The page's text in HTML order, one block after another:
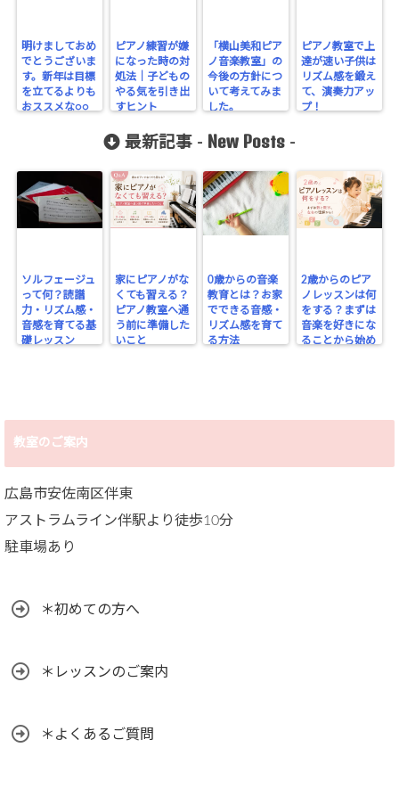
明けましておめ
でとうございま
す。新年は目標
を立てるよりも
おススメな○○
ピアノ練習が嫌
になった時の対
処法｜子どもの
やる気を引き出
すヒント
「横山美和ピア
ノ音楽教室」の
今後の方針につ
いて考えてみま
した。
ピアノ教室で上
達が速い子供は
リズム感を鍛え
て、演奏力アッ
プ！
最新記事 - New Posts -
ソルフェージュ
って何？読譜
力・リズム感・
音感を育てる基
礎レッスン
家にピアノがな
くても習える？
ピアノ教室へ通
う前に準備した
いこと
0歳からの音楽
教育とは？お家
でできる音感・
リズム感を育て
る方法
2歳からのピア
ノレッスンは何
をする？まずは
音楽を好きにな
ることから始め
教室のご案内
広島市安佐南区伴東
アストラムライン伴駅より徒歩10分
駐車場あり
＊初めての方へ
＊レッスンのご案内
＊よくあるご質問